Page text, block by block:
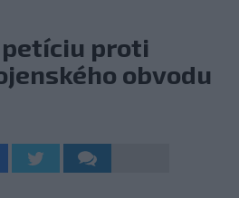
proti
obvodu